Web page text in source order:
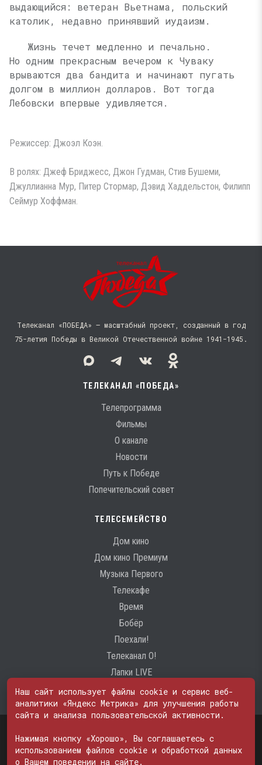
выдающийся: ветеран Вьетнама, польский
католик, недавно принявший иудаизм.
Жизнь течет медленно и печально.
Но одним прекрасным вечером к Чуваку
врываются два бандита и начинают пугать
долгом в миллион долларов. Вот тогда
Лебовски впервые удивляется.
Режиссер: Джоэл Коэн.
В ролях: Джеф Бриджесс, Джон Гудман, Стив Бушеми,
Джуллианна Мур, Питер Стормар, Дэвид Хаддельстон, Филипп
Сеймур Хоффман.
Телеканал «ПОБЕДА» — масштабный проект, созданный в год
75-летия Победы в Великой Отечественной войне 1941−1945.
ТЕЛЕКАНАЛ «ПОБЕДА»
Телепрограмма
Фильмы
О канале
Новости
Путь к Победе
Попечительский совет
ТЕЛЕСЕМЕЙСТВО
Дом кино
Дом кино Премиум
Музыка Первого
Телекафе
Время
Бобёр
Поехали!
Телеканал О!
Лапки LIVE
№ ФС 77 - 74600
© 2000—2026. Редакция телеканала «ПОБЕДА». Все права на любые
материалы, опубликованные на сайте, защищены. Любое
Наш сайт использует файлы cookie и сервис веб-
аналитики «Яндекс Метрика» для улучшения работы
сайта и анализа пользовательской активности.
Нажимая кнопку «Хорошо», Вы соглашаетесь с
использованием файлов cookie и обработкой данных
о Вашем поведении на сайте.